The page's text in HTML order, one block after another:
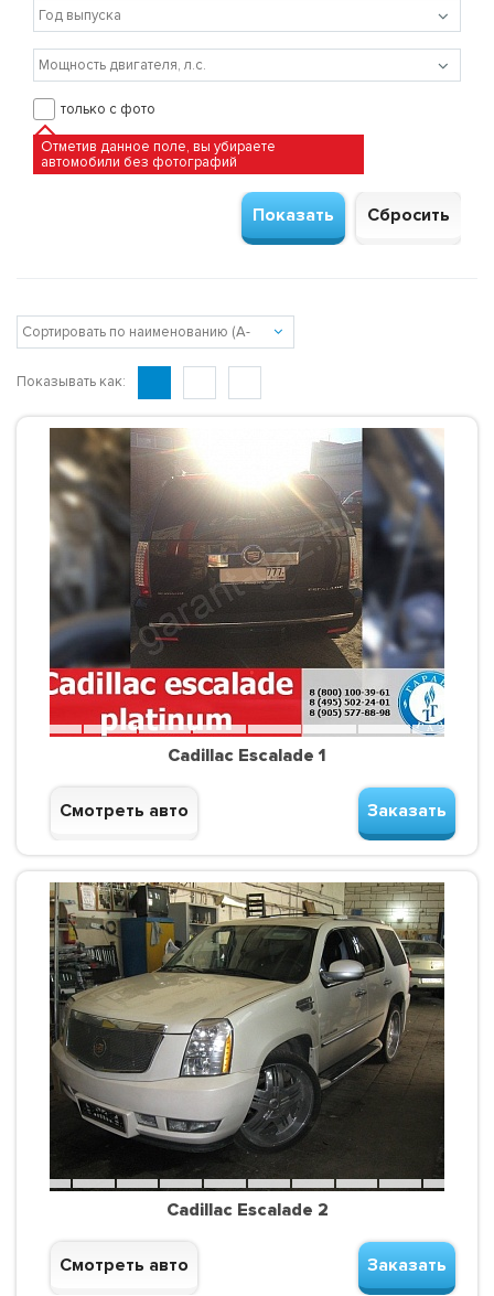
только с фото
Отметив данное поле, вы убираете
автомобили без фотографий
Показывать как:
Cadillac Escalade 1
Смотреть авто Заказать
Cadillac Escalade 2
Смотреть авто Заказать